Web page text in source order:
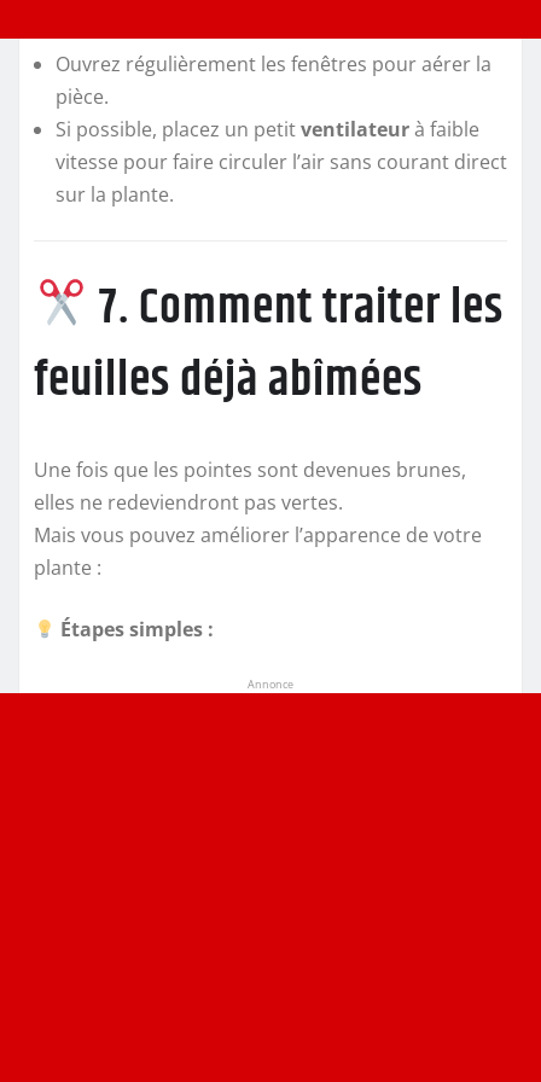
Ouvrez régulièrement les fenêtres pour aérer la
pièce.
Si possible, placez un petitventilateurà faible
vitesse pour faire circuler l’air sans courant direct
sur la plante.
7. Comment traiter les
feuilles déjà abîmées
Une fois que les pointes sont devenues brunes,
elles ne redeviendront pas vertes.
Mais vous pouvez améliorer l’apparence de votre
plante :
Étapes simples :
Annonce